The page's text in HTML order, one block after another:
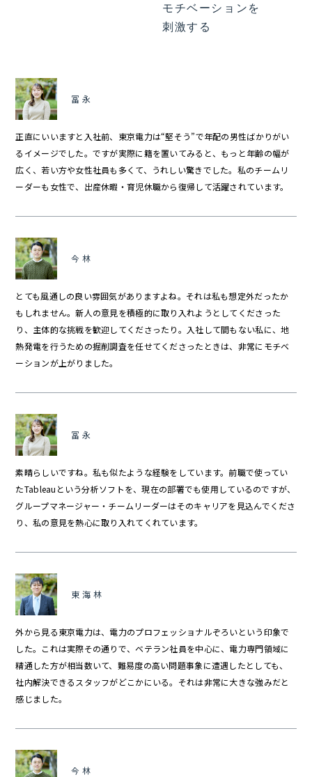
モチベーションを
刺激する
冨永
正直にいいますと入社前、東京電力は“堅そう”で年配の男性ばかりがい
るイメージでした。ですが実際に籍を置いてみると、もっと年齢の幅が
広く、若い方や女性社員も多くて、うれしい驚きでした。私のチームリ
ーダーも女性で、出産休暇・育児休職から復帰して活躍されています。
今林
とても風通しの良い雰囲気がありますよね。それは私も想定外だったか
もしれません。新人の意見を積極的に取り入れようとしてくださった
り、主体的な挑戦を歓迎してくださったり。入社して間もない私に、地
熱発電を行うための掘削調査を任せてくださったときは、非常にモチベ
ーションが上がりました。
冨永
素晴らしいですね。私も似たような経験をしています。前職で使ってい
たTableauという分析ソフトを、現在の部署でも使用しているのですが、
グループマネージャー・チームリーダーはそのキャリアを見込んでくださ
り、私の意見を熱心に取り入れてくれています。
東海林
外から見る東京電力は、電力のプロフェッショナルぞろいという印象で
した。これは実際その通りで、ベテラン社員を中心に、電力専門領域に
精通した方が相当数いて、難易度の高い問題事象に遭遇したとしても、
社内解決できるスタッフがどこかにいる。それは非常に大きな強みだと
感じました。
今林